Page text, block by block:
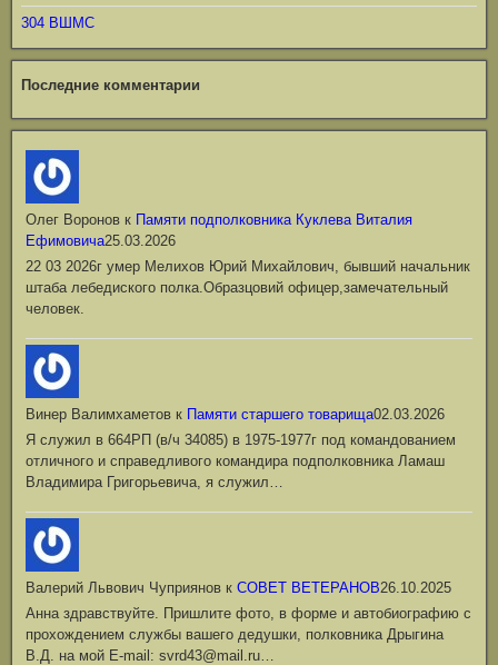
304 ВШМС
Последние комментарии
Олег Воронов к Памяти подполковника Куклева Виталия
Ефимовича25.03.2026
22 03 2026г умер Мелихов Юрий Михайлович, бывший начальник
штаба лебедиского полка.Образцовий офицер,замечательный
человек.
Винер Валимхаметов к Памяти старшего товарища02.03.2026
Я служил в 664РП (в/ч 34085) в 1975-1977г под командованием
отличного и справедливого командира подполковника Ламаш
Владимира Григорьевича, я служил…
Валерий Львович Чуприянов к СОВЕТ ВЕТЕРАНОВ26.10.2025
Анна здравствуйте. Пришлите фото, в форме и автобиографию с
прохождением службы вашего дедушки, полковника Дрыгина
В.Д. на мой Е-mail: svrd43@mail.ru…